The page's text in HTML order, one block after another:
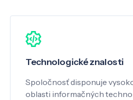
Technologické znalosti
Spoločnosť disponuje
oblasti informačných